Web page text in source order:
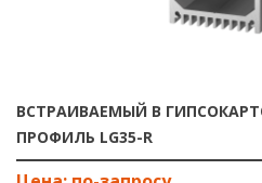
ВСТРАИВАЕМЫЙ В
ПРОФИЛЬ LG35-R